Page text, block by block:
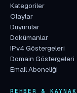
Kategoriler
Olaylar
Duyurular
Dokümanlar
IPv4 Göstergeleri
Domain Göstergeleri
Email Aboneliği
REHBER & KAYNAK